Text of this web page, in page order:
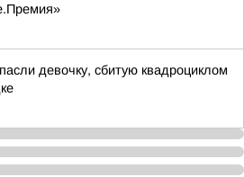
девочку, сбитую квадроциклом